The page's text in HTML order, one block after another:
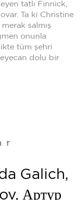
tatlı Finnick,
Ta ki Christine
salmış
onunla
tüm şehri
dolu bir
Galich,
Артур